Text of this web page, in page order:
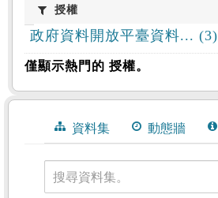
授權授權
政府資料開放平臺資料... (3)
僅顯示熱門的 授權。
資料集 動態牆
搜尋資料集。